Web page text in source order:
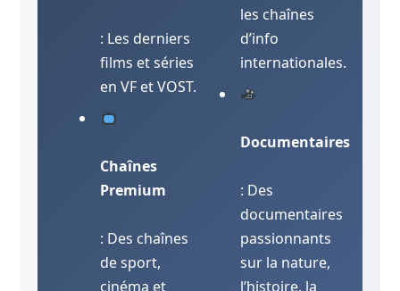
: Les derniers
films et séries
en VF et VOST.
Chaînes
Premium
: Des chaînes
de sport,
cinéma et
les chaînes
d’info
internationales.
Documentaires
: Des
documentaires
passionnants
sur la nature,
l’histoire, la